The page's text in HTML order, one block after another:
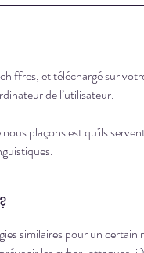
et téléchargé sur
de l’utilisateur.
plaçons est qu'ils
similaires pour un